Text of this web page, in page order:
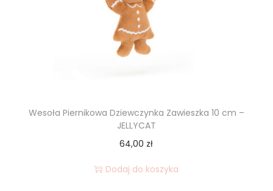
Wesoła Piernikowa Dziewczynka Zawieszka 10 cm –
JELLYCAT
64,00 zł
Dodaj do koszyka